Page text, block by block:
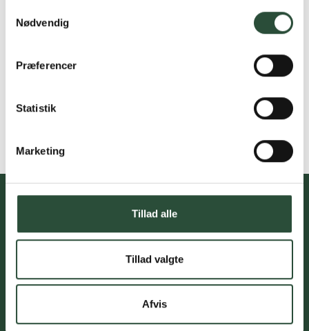
Nødvendig
Præferencer
Statistik
Marketing
Tillad alle
Tillad valgte
Afvis
Du skal acceptere cookies for at kunne tilmelde dig vores